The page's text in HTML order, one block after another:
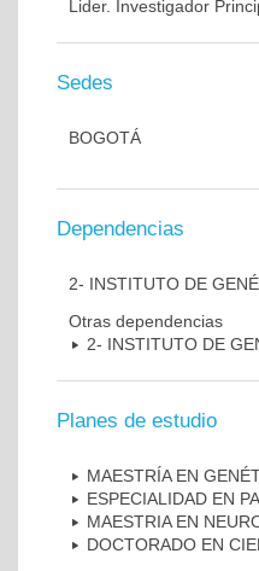
Lider. Investigador
Sedes
BOGOTÁ
Dependencias
2- INSTITUTO DE
Otras dependencias
2- INSTITUTO DE
Planes de estudio
MAESTRÍA EN
ESPECIALIDAD EN
MAESTRIA EN
DOCTORADO EN